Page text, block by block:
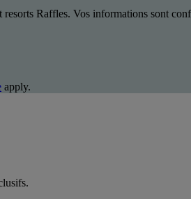
resorts Raffles. Vos informations sont
apply.